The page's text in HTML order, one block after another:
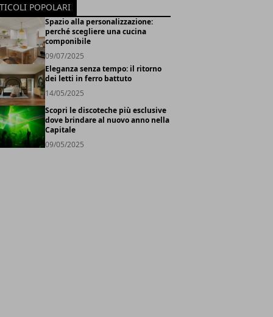
POPOLARI
Spazio alla personalizzazione:
perché scegliere una cucina
componibile
09/07/2025
Eleganza senza tempo: il ritorno
dei letti in ferro battuto
14/05/2025
Scopri le discoteche più esclusive
dove brindare al nuovo anno nella
Capitale
09/05/2025